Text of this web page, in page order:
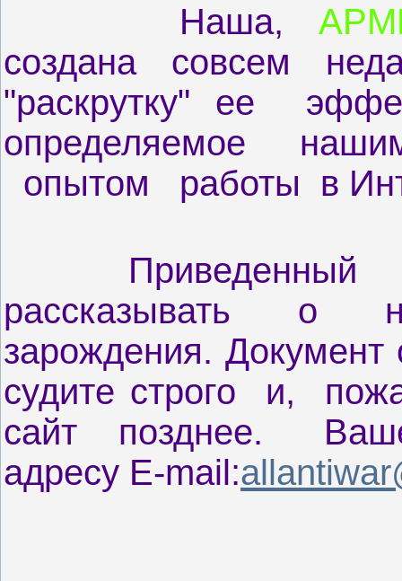
Наша,
создана совсем
"раскрутку" ее
определяемое
опытом работы в
Приведенный
рассказывать о
зарождения. Документ
судите строго и,
сайт позднее.
адресу E-mail: